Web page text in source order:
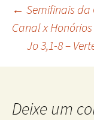
de
← Semifinais da
Canal x Honórios
Jo 3,1-8 –
Deixe um